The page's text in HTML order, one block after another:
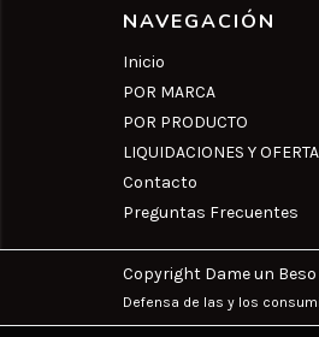
NAVEGACIÓN
Inicio
POR MARCA
POR PRODUCTO
LIQUIDACIONES Y
Contacto
Preguntas Frecuentes
Copyright Dame un
Defensa de las y los